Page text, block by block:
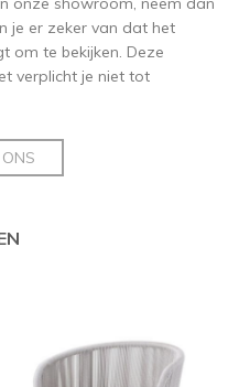
je er zeker van dat het
om te bekijken. Deze
verplicht je niet tot